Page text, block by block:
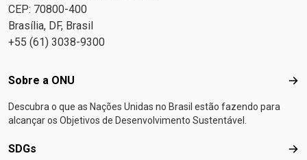
CEP: 70800-400
Brasília, DF, Brasil
+55 (61) 3038-9300
Footer menu
Sobre a ONU
Descubra o que as Nações Unidas no Brasil estão fazendo para
alcançar os Objetivos de Desenvolvimento Sustentável.
SDGs